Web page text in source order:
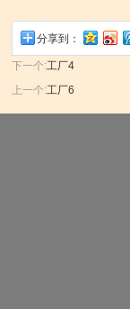
分享到：
下一个:工厂4
上一个:工厂6